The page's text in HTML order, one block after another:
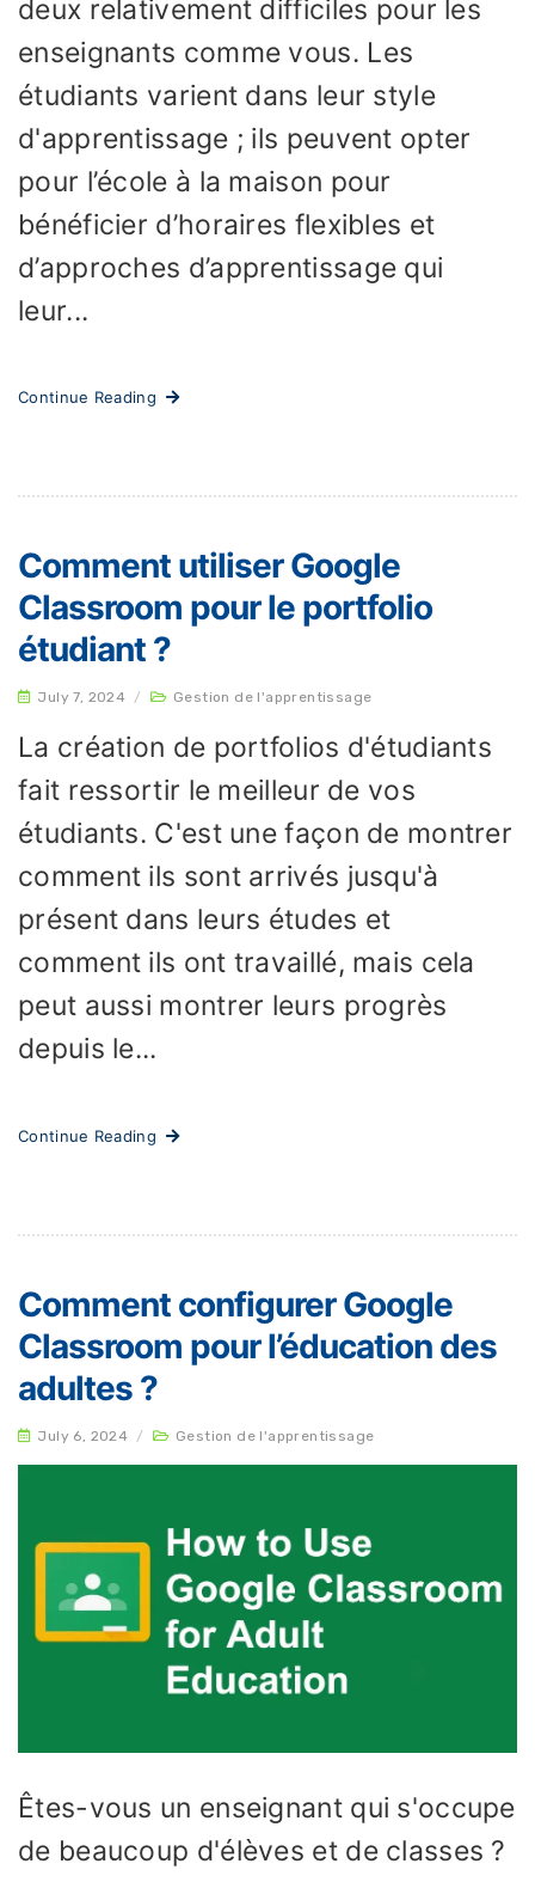
deux relativement difficiles pour les
enseignants comme vous. Les
étudiants varient dans leur style
d'apprentissage ; ils peuvent opter
pour l’école à la maison pour
bénéficier d’horaires flexibles et
d’approches d’apprentissage qui
leur...
Continue Reading
Comment utiliser Google
Classroom pour le portfolio
étudiant ?
July 7, 2024 / Gestion de l'apprentissage
La création de portfolios d'étudiants
fait ressortir le meilleur de vos
étudiants. C'est une façon de montrer
comment ils sont arrivés jusqu'à
présent dans leurs études et
comment ils ont travaillé, mais cela
peut aussi montrer leurs progrès
depuis le...
Continue Reading
Comment configurer Google
Classroom pour l’éducation des
adultes ?
July 6, 2024 / Gestion de l'apprentissage
Êtes-vous un enseignant qui s'occupe
de beaucoup d'élèves et de classes ?